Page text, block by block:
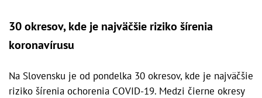
30 okresov, kde je najväčšie riziko šírenia
koronavírusu
Na Slovensku je od pondelka 30 okresov, kde je najväčšie
riziko šírenia ochorenia COVID-19. Medzi čierne okresy